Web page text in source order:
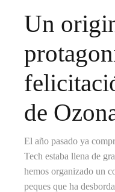
Un
de
El año pasado ya
Tech estaba llena de
hemos organizado un
peques que ha